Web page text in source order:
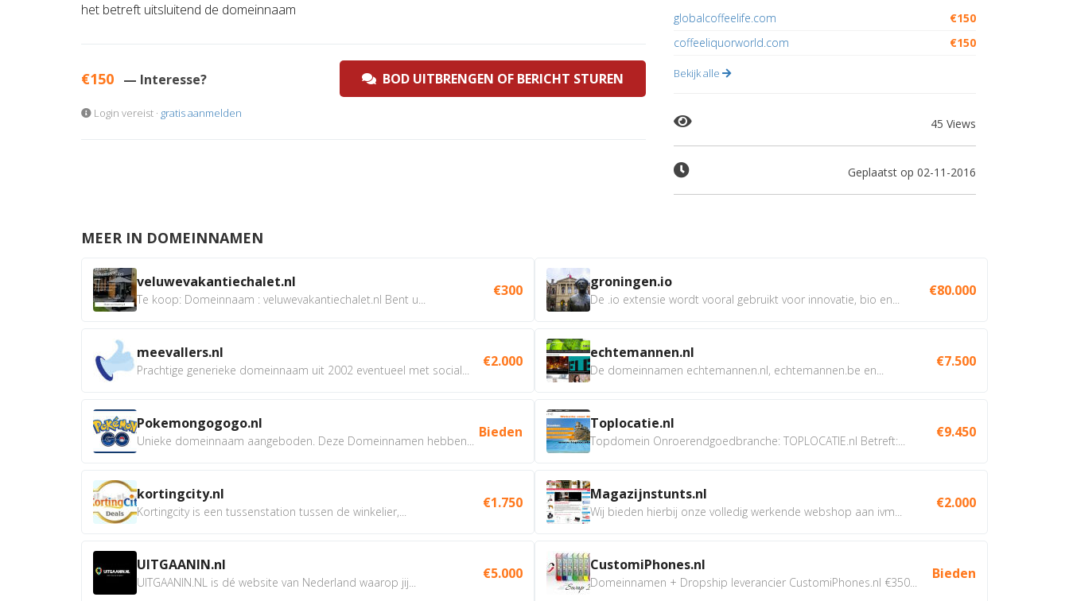
het betreft uitsluitend de domeinnaam
€150 — Interesse? BOD UITBRENGEN OF BERICHT STUREN
Login vereist · gratis aanmelden
globalcoffeelife.com
€150
coffeeliquorworld.com
€150
Bekijk alle
45 Views
Geplaatst op 02-11-2016
MEER IN DOMEINNAMEN
veluwevakantiechalet.nl
Te koop: Domeinnaam : veluwevakantiechalet.nl Bent u...
€300
meevallers.nl
Prachtige generieke domeinnaam uit 2002 eventueel met social...
€2.000
Pokemongogogo.nl
Unieke domeinnaam aangeboden. Deze Domeinnamen hebben...
Bieden
kortingcity.nl
Kortingcity is een tussenstation tussen de winkelier,...
€1.750
UITGAANIN.nl
UITGAANIN.NL is dé website van Nederland waarop jij...
€5.000
groningen.io
De .io extensie wordt vooral gebruikt voor innovatie, bio en...
€80.000
echtemannen.nl
De domeinnamen echtemannen.nl, echtemannen.be en...
€7.500
Toplocatie.nl
Topdomein Onroerendgoedbranche: TOPLOCATIE.nl Betreft:...
€9.450
Magazijnstunts.nl
Wij bieden hierbij onze volledig werkende webshop aan ivm...
€2.000
CustomiPhones.nl
Domeinnamen + Dropship leverancier CustomiPhones.nl €350...
Bieden